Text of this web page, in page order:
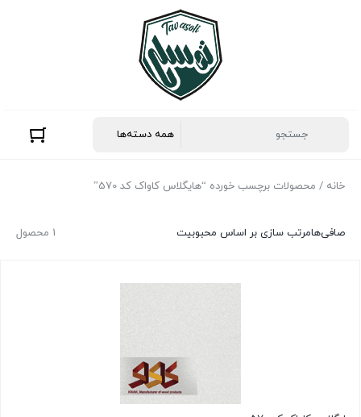
خانه / محصولات برچسب خورده “هایگلاس کاواک کد 570”
1 محصول صافی‌هامرتب سازی بر اساس محبوبیت